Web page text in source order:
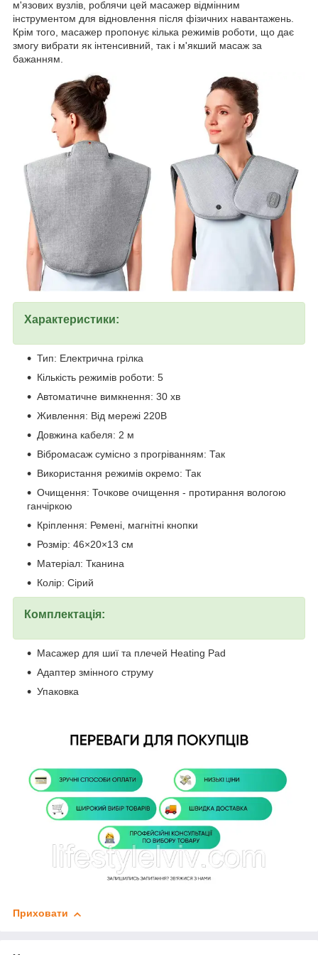
м'язових вузлів, роблячи цей масажер відмінним
інструментом для відновлення після фізичних навантажень.
Крім того, масажер пропонує кілька режимів роботи, що дає
змогу вибрати як інтенсивний, так і м'якший масаж за
бажанням.
Характеристики:
Тип: Електрична грілка
Кількість режимів роботи: 5
Автоматичне вимкнення: 30 хв
Живлення: Від мережі 220В
Довжина кабеля: 2 м
Вібромасаж сумісно з прогріванням: Так
Використання режимів окремо: Так
Очищення: Точкове очищення - протирання вологою
ганчіркою
Кріплення: Ремені, магнітні кнопки
Розмір: 46×20×13 см
Матеріал: Тканина
Колір: Сірий
Комплектація:
Масажер для шиї та плечей Heating Pad
Адаптер змінного струму
Упаковка
Приховати